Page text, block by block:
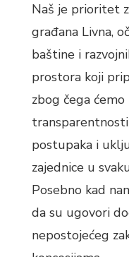
Naš je prioritet
građana Livna,
baštine i
prostora koji
zbog čega
postupaka i
zajednice u
Posebno kad
da su ugovori
nepostojećeg